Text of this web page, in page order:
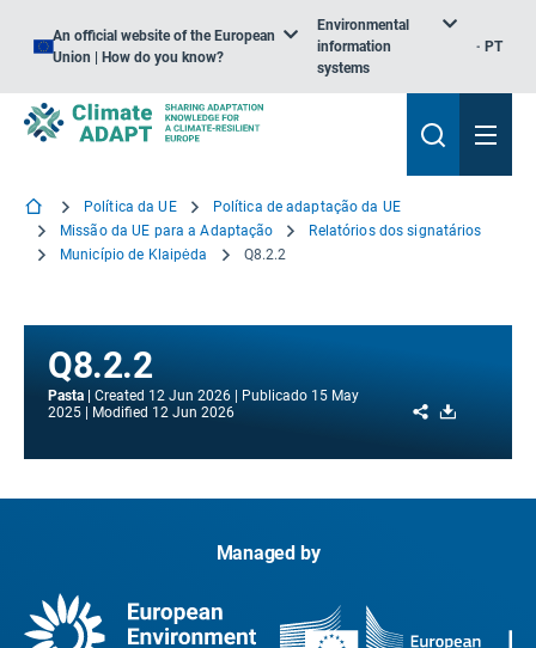
An official website of the European
Union | How do you know?
Environmental
information
systems
PT
Política da UE
Política de adaptação da UE
Missão da UE para a Adaptação
Relatórios dos signatários
Município de Klaipėda
Q8.2.2
Q8.2.2
Pasta Created 12 Jun 2026 Publicado 15 May
2025
Modified 12 Jun 2026 Share
Managed by